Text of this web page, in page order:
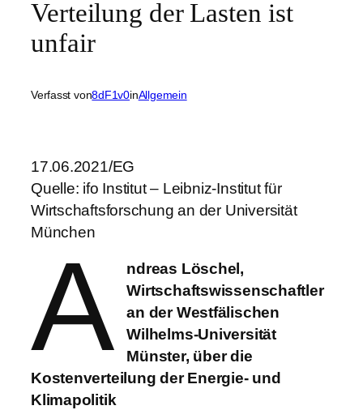
Verteilung der Lasten ist
unfair
Verfasst von8dF1v0inAllgemein
17.06.2021/EG
Quelle: ifo Institut – Leibniz-Institut für
Wirtschaftsforschung an der Universität
München
A
ndreas Löschel,
Wirtschaftswissenschaftler
an der Westfälischen
Wilhelms-Universität
Münster, über die
Kostenverteilung der Energie- und
Klimapolitik